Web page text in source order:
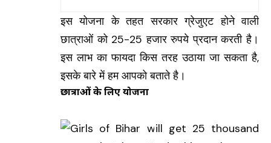
इस योजना के तहत सरकार ग्रेजुएट होने वाली
छात्राओं को 25-25 हजार रुपये प्रदान करती है।
इस लाभ का फायदा किस तरह उठाया जा सकता है,
इसके बारे में हम आपको बताते है।
छात्राओं के लिए योजना